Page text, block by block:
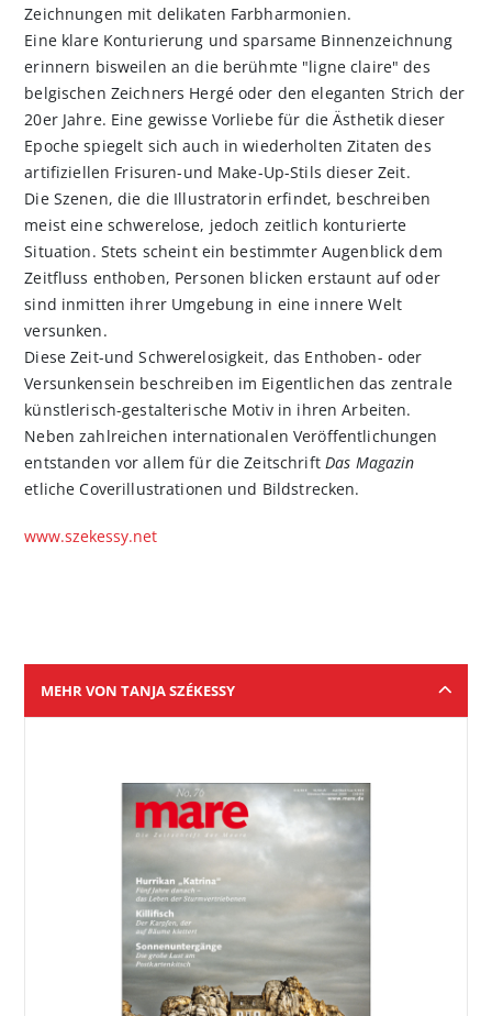
Zeichnungen mit delikaten Farbharmonien.
Eine klare Konturierung und sparsame Binnenzeichnung
erinnern bisweilen an die berühmte "ligne claire" des
belgischen Zeichners Hergé oder den eleganten Strich der
20er Jahre. Eine gewisse Vorliebe für die Ästhetik dieser
Epoche spiegelt sich auch in wiederholten Zitaten des
artifiziellen Frisuren-und Make-Up-Stils dieser Zeit.
Die Szenen, die die Illustratorin erfindet, beschreiben
meist eine schwerelose, jedoch zeitlich konturierte
Situation. Stets scheint ein bestimmter Augenblick dem
Zeitfluss enthoben, Personen blicken erstaunt auf oder
sind inmitten ihrer Umgebung in eine innere Welt
versunken.
Diese Zeit-und Schwerelosigkeit, das Enthoben- oder
Versunkensein beschreiben im Eigentlichen das zentrale
künstlerisch-gestalterische Motiv in ihren Arbeiten.
Neben zahlreichen internationalen Veröffentlichungen
entstanden vor allem für die ZeitschriftDas Magazin
etliche Coverillustrationen und Bildstrecken.
www.szekessy.net
MEHR VON TANJA SZÉKESSY